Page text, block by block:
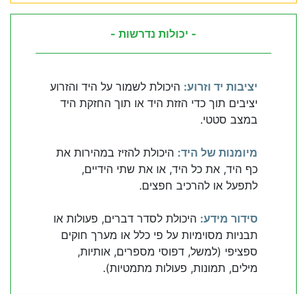
- יכולות נדרשות -
יציבות יד וזרוע: היכולת לשמור על היד והזרוע
יציבים תוך כדי הזזת היד או תוך החזקת היד
במצב סטטי.
מיומנות של היד: היכולת להזיז במהירות את
כף היד, את כל היד, או את שתי הידיים,
לתפעל או להרכיב חפצים.
סידור מידע: היכולת לסדר דברים, פעולות או
תבניות מסוימיות על פי כלל או מערך חוקים
ספציפי (למשל, דפוסי מספרים, אותיות,
מילים, תמונות, פעולות מתמטיות).